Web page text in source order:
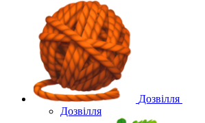
Дозвілля
Дозвілля